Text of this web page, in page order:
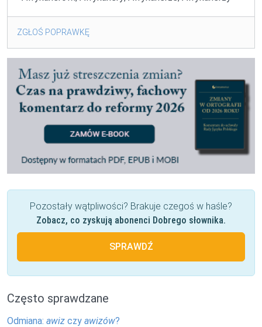
ZGŁOŚ POPRAWKĘ
Pozostały wątpliwości? Brakuje czegoś w haśle?
Zobacz, co zyskują abonenci Dobrego słownika.
SPRAWDŹ
Często sprawdzane
Odmiana: awiz czy awizów?